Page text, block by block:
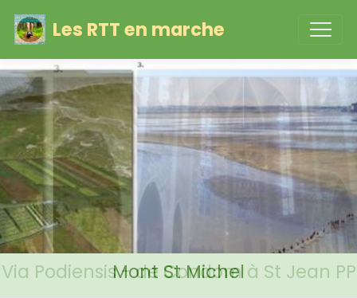
Les RTT en marche
Mont St Michel
Via Podiensis - de Condom à St Jean PP